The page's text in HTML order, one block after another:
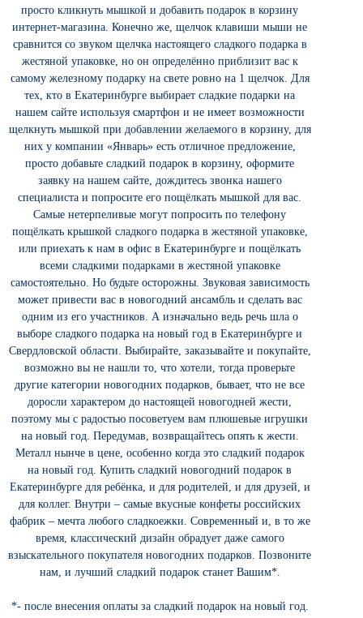
просто кликнуть мышкой и добавить подарок в корзину
интернет-магазина. Конечно же, щелчок клавиши мыши не
сравнится со звуком щелчка настоящего сладкого подарка в
жестяной упаковке, но он определённо приблизит вас к
самому железному подарку на свете ровно на 1 щелчок. Для
тех, кто в Екатеринбурге выбирает сладкие подарки на
нашем сайте используя смартфон и не имеет возможности
щелкнуть мышкой при добавлении желаемого в корзину, для
них у компании «Январь» есть отличное предложение,
просто добавьте сладкий подарок в корзину, оформите
заявку на нашем сайте, дождитесь звонка нашего
специалиста и попросите его пощёлкать мышкой для вас.
Самые нетерпеливые могут попросить по телефону
пощёлкать крышкой сладкого подарка в жестяной упаковке,
или приехать к нам в офис в Екатеринбурге и пощёлкать
всеми сладкими подарками в жестяной упаковке
самостоятельно. Но будьте осторожны. Звуковая зависимость
может привести вас в новогодний ансамбль и сделать вас
одним из его участников. А изначально ведь речь шла о
выборе сладкого подарка на новый год в Екатеринбурге и
Свердловской области. Выбирайте, заказывайте и покупайте,
возможно вы не нашли то, что хотели, тогда проверьте
другие категории новогодних подарков, бывает, что не все
доросли характером до настоящей новогодней жести,
поэтому мы с радостью посоветуем вам плюшевые игрушки
на новый год. Передумав, возвращайтесь опять к жести.
Металл нынче в цене, особенно когда это сладкий подарок
на новый год. Купить сладкий новогодний подарок в
Екатеринбурге для ребёнка, и для родителей, и для друзей, и
для коллег. Внутри – самые вкусные конфеты российских
фабрик – мечта любого сладкоежки. Современный и, в то же
время, классический дизайн обрадует даже самого
взыскательного покупателя новогодних подарков. Позвоните
нам, и лучший сладкий подарок станет Вашим*.
*- после внесения оплаты за сладкий подарок на новый год.